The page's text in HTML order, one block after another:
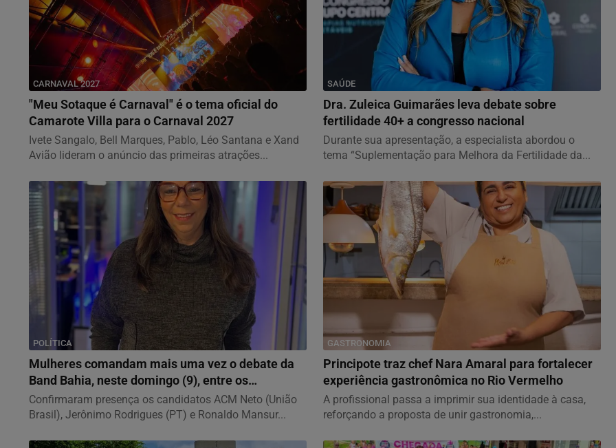
CARNAVAL 2027
"Meu Sotaque é Carnaval" é o tema oficial do
Camarote Villa para o Carnaval 2027
Ivete Sangalo, Bell Marques, Pablo, Léo Santana e Xand
Avião lideram o anúncio das primeiras atrações...
SAÚDE
Dra. Zuleica Guimarães leva debate sobre
fertilidade 40+ a congresso nacional
Durante sua apresentação, a especialista abordou o
tema “Suplementação para Melhora da Fertilidade da...
POLÍTICA
Mulheres comandam mais uma vez o debate da
Band Bahia, neste domingo (9), entre os
candidatos...
Confirmaram presença os candidatos ACM Neto (União
Brasil), Jerônimo Rodrigues (PT) e Ronaldo Mansur...
GASTRONOMIA
Principote traz chef Nara Amaral para fortalecer
experiência gastronômica no Rio Vermelho
A profissional passa a imprimir sua identidade à casa,
reforçando a proposta de unir gastronomia,...